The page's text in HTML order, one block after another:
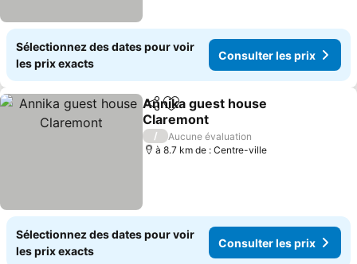
Sélectionnez des dates pour voir
les prix exacts
Consulter les prix
PartagerAjouter à mes favoris
Annika guest house
Claremont
Consulter les prix
/
Aucune évaluation
à 8.7 km de : Centre-ville
Sélectionnez des dates pour voir
les prix exacts
Consulter les prix